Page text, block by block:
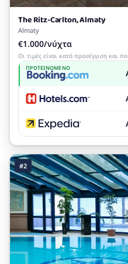
The Ritz-Carlton, Almaty
Almaty
€1.000/νύχτα
Οι τιμές είναι κατά προσέγγιση και
ΠΡΟΤΕΙΝΌΜΕΝΟ
#2